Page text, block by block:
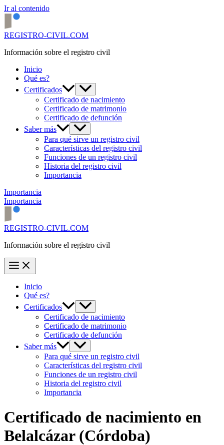
Ir al contenido
REGISTRO-CIVIL.COM
Información sobre el registro civil
Inicio
Qué es?
Certificados
Certificado de nacimiento
Certificado de matrimonio
Certificado de defunción
Saber más
Para qué sirve un registro civil
Características del registro civil
Funciones de un registro civil
Historia del registro civil
Importancia
Importancia
Importancia
REGISTRO-CIVIL.COM
Información sobre el registro civil
Inicio
Qué es?
Certificados
Certificado de nacimiento
Certificado de matrimonio
Certificado de defunción
Saber más
Para qué sirve un registro civil
Características del registro civil
Funciones de un registro civil
Historia del registro civil
Importancia
Certificado de nacimiento en
Belalcázar(Córdoba)